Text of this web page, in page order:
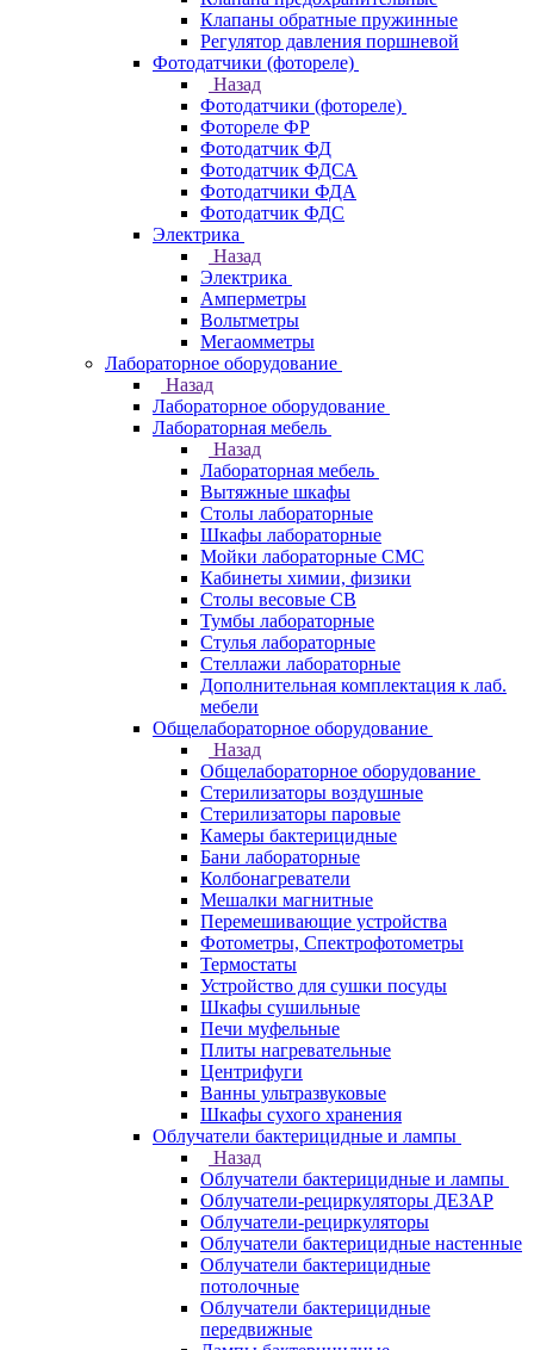
Клапаны обратные пружинные
Регулятор давления поршневой
Фотодатчики (фотореле)
Назад
Фотодатчики (фотореле)
Фотореле ФР
Фотодатчик ФД
Фотодатчик ФДСА
Фотодатчики ФДА
Фотодатчик ФДС
Электрика
Назад
Электрика
Амперметры
Вольтметры
Мегаомметры
Лабораторное оборудование
Назад
Лабораторное оборудование
Лабораторная мебель
Назад
Лабораторная мебель
Вытяжные шкафы
Столы лабораторные
Шкафы лабораторные
Мойки лабораторные СМС
Кабинеты химии, физики
Столы весовые СВ
Тумбы лабораторные
Стулья лабораторные
Стеллажи лабораторные
Дополнительная комплектация к лаб.
мебели
Общелабораторное оборудование
Назад
Общелабораторное оборудование
Стерилизаторы воздушные
Стерилизаторы паровые
Камеры бактерицидные
Бани лабораторные
Колбонагреватели
Мешалки магнитные
Перемешивающие устройства
Фотометры, Спектрофотометры
Термостаты
Устройство для сушки посуды
Шкафы сушильные
Печи муфельные
Плиты нагревательные
Центрифуги
Ванны ультразвуковые
Шкафы сухого хранения
Облучатели бактерицидные и лампы
Назад
Облучатели бактерицидные и лампы
Облучатели-рециркуляторы ДЕЗАР
Облучатели-рециркуляторы
Облучатели бактерицидные настенные
Облучатели бактерицидные
потолочные
Облучатели бактерицидные
передвижные